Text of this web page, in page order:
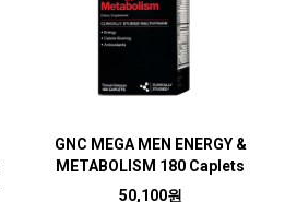
GNC MEGA MEN ENERGY &
METABOLISM 180 Caplets
50,100원